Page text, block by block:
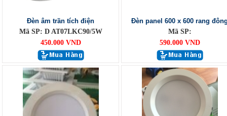
Đèn âm trần tích điện
Mã SP: D AT07LKC90/5W
450.000 VND
Đèn panel 600 x 600 rang
Mã SP:
590.000 VND